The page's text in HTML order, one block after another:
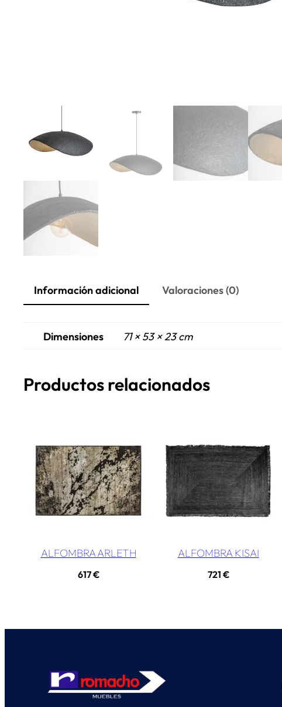
Información adicional Valoraciones (0)
Dimensiones 71 × 53 × 23 cm
Productos relacionados
ALFOMBRA ARLETH
617€
ALFOMBRA KISAI
721 €